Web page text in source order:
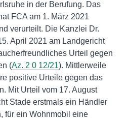
in der Berufung. Das
FCA am 1. März 2021
verurteilt. Die Kanzlei Dr.
April 2021 am Landgericht
Urteil gegen
(Az. 2 0 12/21). Mittlerweile
positive Urteile gegen das
Mit Urteil vom 17. August
Stade erstmals ein Händler
für ein Wohnmobil eine